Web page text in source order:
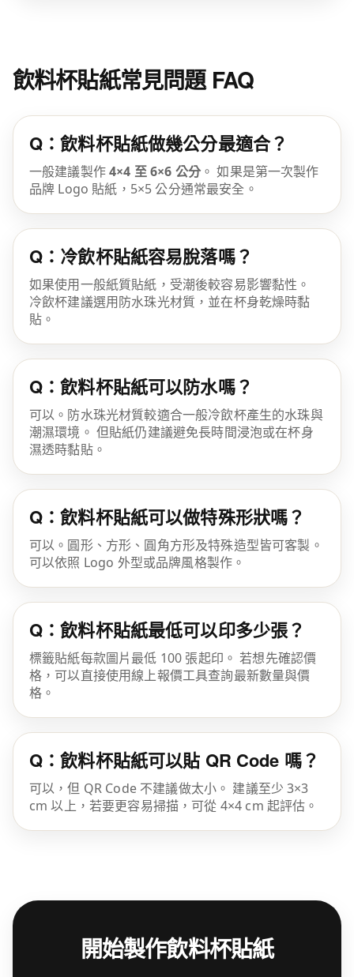
飲料杯貼紙常見問題 FAQ
Q：飲料杯貼紙做幾公分最適合？
一般建議製作4×4 至 6×6 公分 。 如果是第一次製作
品牌 Logo 貼紙，5×5 公分通常最安全。
Q：冷飲杯貼紙容易脫落嗎？
如果使用一般紙質貼紙，受潮後較容易影響黏性。
冷飲杯建議選用防水珠光材質，並在杯身乾燥時黏
貼。
Q：飲料杯貼紙可以防水嗎？
可以。防水珠光材質較適合一般冷飲杯產生的水珠與
潮濕環境。 但貼紙仍建議避免長時間浸泡或在杯身
濕透時黏貼。
Q：飲料杯貼紙可以做特殊形狀嗎？
可以。圓形、方形、圓角方形及特殊造型皆可客製。
可以依照 Logo 外型或品牌風格製作。
Q：飲料杯貼紙最低可以印多少張？
標籤貼紙每款圖片最低 100 張起印。 若想先確認價
格，可以直接使用線上報價工具查詢最新數量與價
格。
Q：飲料杯貼紙可以貼 QR Code 嗎？
可以，但 QR Code 不建議做太小。 建議至少 3×3
cm 以上，若要更容易掃描，可從 4×4 cm 起評估。
開始製作飲料杯貼紙